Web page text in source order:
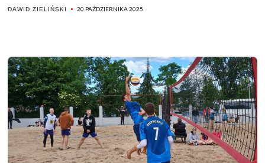
DAWID ZIELIŃSKI 20 PAŹDZIERNIKA 2025